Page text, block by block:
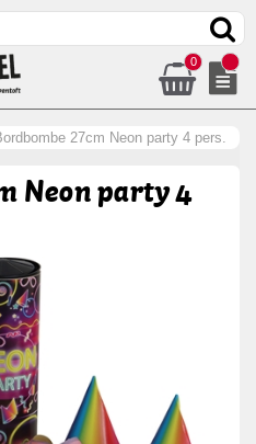
0
27cm Neon party 4 pers.
Neon party 4